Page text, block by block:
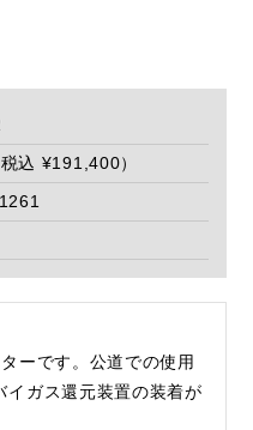
込 ¥191,400）
ーです。公道での使用
イガス還元装置の装着が